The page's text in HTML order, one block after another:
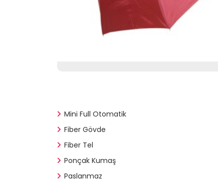
Mini Full Otomatik
Fiber Gövde
Fiber Tel
Ponçak Kumaş
Paslanmaz